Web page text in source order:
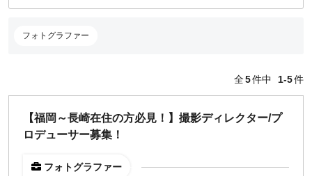
フォトグラファー
編集・ライター
広報
経営陣・コーポレート
全5件中 1-5件
【福岡～長崎在住の方必見！】撮影ディレクター/プ
ロデューサー募集！
フォトグラファー